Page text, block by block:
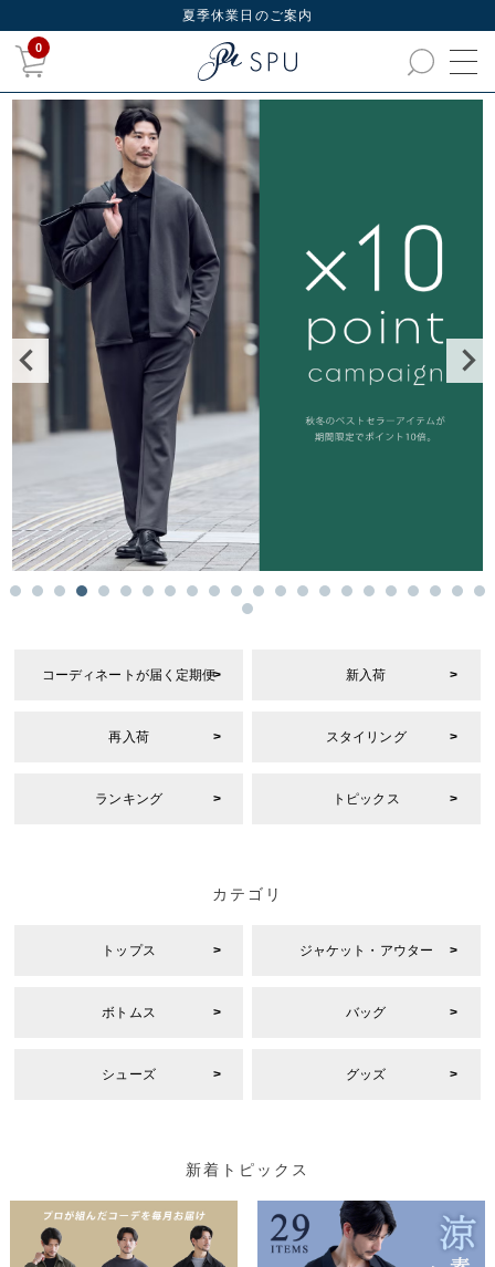
夏季休業日のご案内
0
コーディネートが届く定期便 新入荷
再入荷 スタイリング
ランキング トピックス
カテゴリ
トップス ジャケット・アウター
ボトムス バッグ
シューズ グッズ
新着トピックス